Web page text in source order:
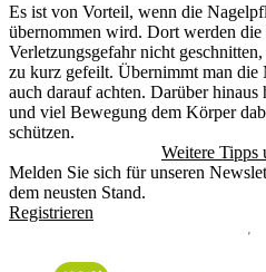
Es ist von Vorteil, wenn die
übernommen wird. Dort werden
Verletzungsgefahr nicht
zu kurz gefeilt. Übernimmt man die
auch darauf achten. Darüber
und viel Bewegung dem Körper
schützen.
Weitere Tipps
Melden Sie sich für unseren
dem neusten Stand.
Registrieren